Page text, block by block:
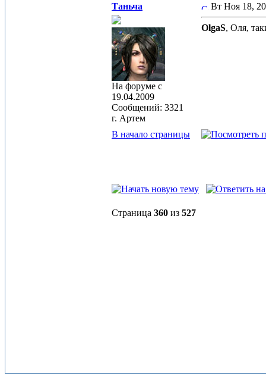
Таньча
На форуме с
19.04.2009
Сообщений: 3321
г. Артем
Вт Ноя 18,
OlgaS, Оля,
В начало страницы
Страница 360 из 527